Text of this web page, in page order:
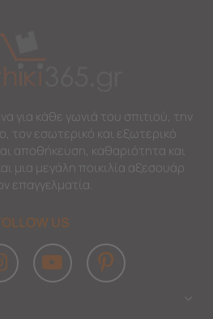
για κάθε γωνιά του σπιτιού, την
τον εσωτερικό και εξωτερικό
αποθήκευση, καθαριότητα και
μια μεγάλη ποικιλία αξεσουάρ
επαγγελματία.
US